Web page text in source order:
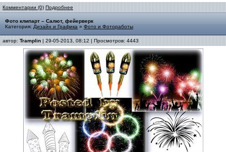
Комментарии (0) Подробнее
Фото клипарт – Салют, фейерверк
Категория: Дизайн и Графика » Фото и Фотоработы
автор: Tramplin | 29-05-2013, 08:12 | Просмотров: 4443